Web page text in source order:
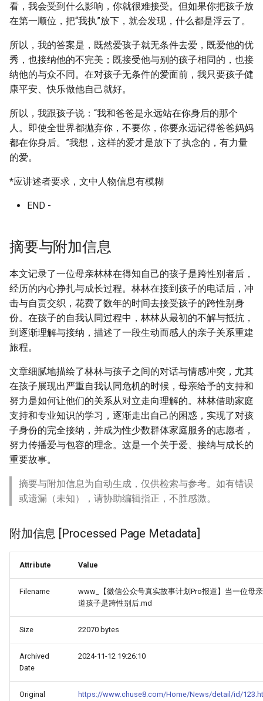
看，我会受到什么影响，你就很难接受。但如果你把孩子放
在第一顺位，把“我执”放下，就会发现，什么都是浮云了。
所以，我的答案是，既然爱孩子就无条件去爱，既爱他的优
秀，也接纳他的不完美；既接受他与别的孩子相同的，也接
纳他的与众不同。在对孩子无条件的爱面前，我只要孩子健
康平安、快乐做他自己就好。
所以，我跟孩子说：“我和爸爸是永远站在你身后的那个
人。即使全世界都抛弃你，不要你，你要永远记得爸爸妈妈
都在你身后。”我想，这样的爱才是放下了执念的，有力量
的爱。
*应讲述者要求，文中人物信息有模糊
END -
摘要与附加信息
本文记录了一位母亲林林在得知自己的孩子是跨性别者后，
经历的内心挣扎与成长过程。林林在接到孩子的电话后，冲
击与自责交织，花费了数年的时间去接受孩子的跨性别身
份。在孩子的自我认同过程中，林林从最初的不解与抵抗，
到逐渐理解与接纳，描述了一段生动而感人的亲子关系重建
旅程。
文章细腻地描绘了林林与孩子之间的对话与情感冲突，尤其
在孩子展现出严重自我认同危机的时候，母亲给予的支持和
努力是如何让他们的关系从对立走向理解的。林林借助家庭
支持和专业知识的学习，逐渐走出自己的困惑，实现了对孩
子身份的完全接纳，并成为性少数群体家庭服务的志愿者，
努力传播爱与包容的理念。这是一个关于爱、接纳与成长的
重要故事。
摘要与附加信息为自动生成，仅供检索与参考。如有错误
或遗漏（未知），请协助编辑指正，不胜感激。
附加信息 [Processed Page Metadata]
Attribute Value
Filename
www_【微信公众号真实故事计划Pro报道】当一位母
道孩子是跨性别后.md
Size 22070 bytes
Archived
Date
2024-11-12 19:26:10
Original
https://www.chuse8.com/Home/News/detail/id/